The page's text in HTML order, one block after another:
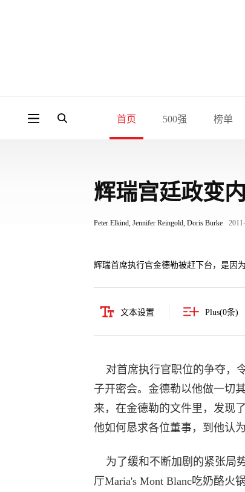
首页 500强 榜单
辉瑞宫廷政变
Peter Elkind, Jennifer Reingold, Doris Burke
辉瑞首席执行官金德勒被赶下台，是因
文本设置 Plus(0条)
对首席执行官职位的争夺，
子开密会。金德勒以他做一切
来，在金德勒的文件里，发现
他如何恳求各位董事，到他认
为了缓和不断加剧的紧张局
厅Maria's Mont Blanc吃奶酪火